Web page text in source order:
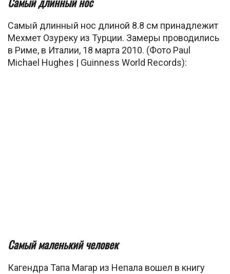
Самый длинный нос длиной 8.8 см принадлежит
Мехмет Озуреку из Турции. Замеры проводились
в Риме, в Италии, 18 марта 2010. (Фото Paul
Michael Hughes | Guinness World Records):
Самый маленький человек
Кагендра Тапа Магар из Непала вошел в книгу